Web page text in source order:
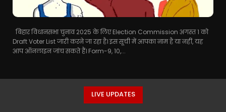
बिहार विधानसभा चुनाव 2025 के लिए Election Commission अगस्त 1 को
Draft Voter List जारी करने जा रहा है। इस सूची में आपका नाम है या नहीं, यह
आप ऑनलाइन जांच सकते हैं। Form-9, 10,...
LIVE UPDATES